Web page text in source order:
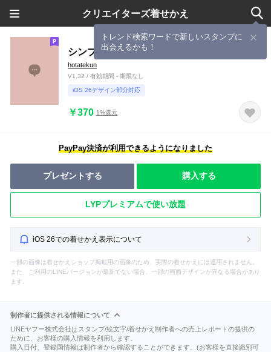
クリエイターズ着せかえ
トレンド検索ワードで新しいスタンプに
出会えるかも！
シンプル（beige pink)V.1922
hotatekun
V1.32 / 有効期間 - 期限なし
iOS 26デザイン部分対応
￥370 1%還元
PayPay決済が利用できるようになりました
プレゼントする 購入する
LYPプレミアムで使い放題
iOS 26での着せかえ表示について
一部の画像は着せかえショップ掲載用の画像のため、実際の着せかえには適用されません。
また、ご利用のLINEバージョンが最新でない場合、一部の画面デザインが異なる場合があり
ます。
制作者に提供される情報について
LINEヤフー株式会社はスタンプ/絵文字/着せかえ制作者への売上レポートの提供の
ために、お客様の購入情報を利用します。
購入日付、登録国情報は制作者から確認することができます。(お客様を直接識別可